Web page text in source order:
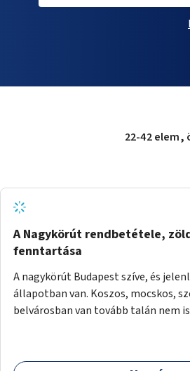
22-42elem,
A Nagykörút rendbetétele,
fenntartása
A nagykörút Budapest szíve, és
állapotban van. Koszos, mocskos,
belvárosban van tovább talán nem
tisztán tartásával, és nagy szükség